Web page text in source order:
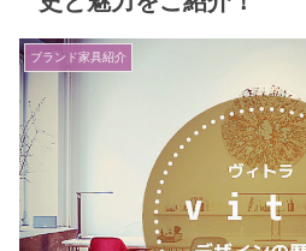
ブランド家具紹介